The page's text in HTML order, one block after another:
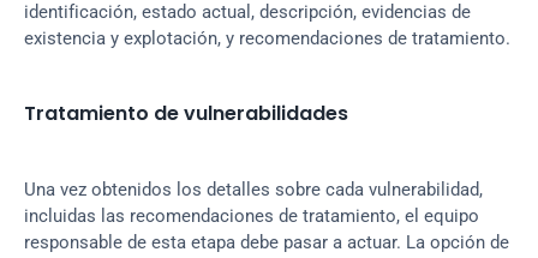
identificación, estado actual, descripción, evidencias de
existencia y explotación, y recomendaciones de tratamiento.
Tratamiento de vulnerabilidades
Una vez obtenidos los detalles sobre cada vulnerabilidad,
incluidas las recomendaciones de tratamiento, el equipo
responsable de esta etapa debe pasar a actuar. La opción de